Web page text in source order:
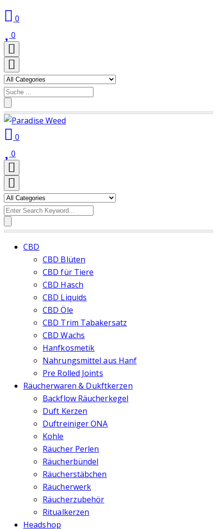
0
0
Search
0
0
Search
CBD
CBD Blüten
CBD für Tiere
CBD Hasch
CBD Liquids
CBD Öle
CBD Trim Tabakersatz
CBD Wachs
Hanfkosmetik
Nahrungsmittel aus Hanf
Pre Rolled Joints
Räucherwaren & Dukftkerzen
Backflow Räucherkegel
Duft Kerzen
Duftreiniger ONA
Kohle
Räucher Perlen
Räucherbündel
Räucherstäbchen
Räucherwerk
Räucherzubehör
Ritualkerzen
Headshop